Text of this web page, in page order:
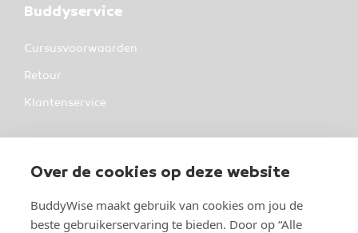
Over de cookies op deze website
BuddyWise maakt gebruik van cookies om jou de
beste gebruikerservaring te bieden. Door op “Alle
Buddyservice
Cursusvoorwaarden
Retour
Klantenservice
Industrieterrein 37
5981 NK Panningen